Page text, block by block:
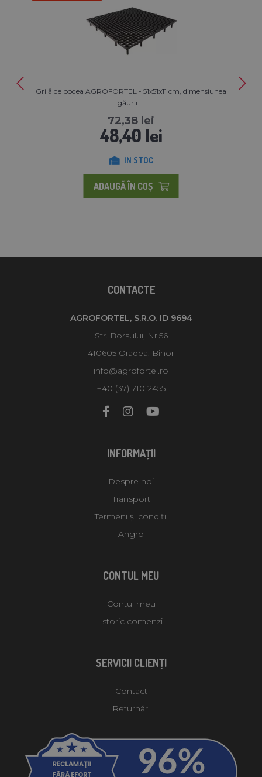
Grilă de podea AGROFORTEL - 51x51x11 cm, dimensiunea
găurii ...
72,38 lei
48,40 lei
IN STOC
ADAUGĂ ÎN COŞ
CONTACTE
AGROFORTEL, S.R.O. ID 9694
Str. Borsului, Nr.56
410605 Oradea, Bihor
info@agrofortel.ro
+40 (37) 710 2455
INFORMAŢII
Despre noi
Transport
Termeni și condiții
Angro
CONTUL MEU
Contul meu
Istoric comenzi
SERVICII CLIENŢI
Contact
Returnări